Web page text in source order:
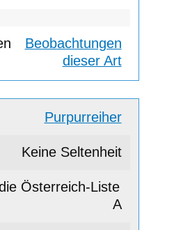
Beobachtungen
dieser Art
Purpurreiher
Keine Seltenheit
A